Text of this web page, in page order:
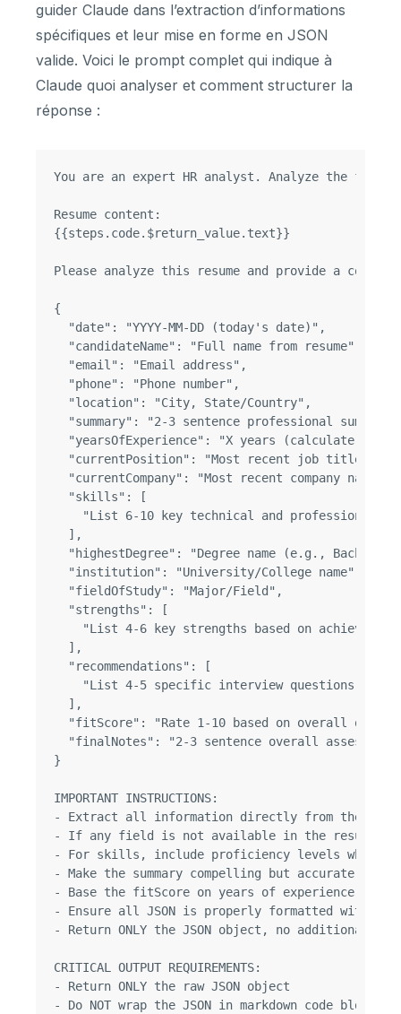
guider Claude dans l’extraction d’informations
spécifiques et leur mise en forme en JSON
valide. Voici le prompt complet qui indique à
Claude quoi analyser et comment structurer la
réponse :
You are an expert HR analyst. Analyze the
Resume content:
{{steps.code.$return_value.text}}
Please analyze this resume and provide a
{
  "date": "YYYY-MM-DD (today's date)",
  "candidateName": "Full name from resume",
  "email": "Email address",
  "phone": "Phone number",
  "location": "City, State/Country",
"summary": "2-3 sentence professional summary
"yearsOfExperience": "X years (calculate
  "currentPosition": "Most recent job title",
  "currentCompany": "Most recent company name",
  "skills": [
"List 6-10 key technical and professional
  ],
"highestDegree": "Degree name (e.g., Bachelor
  "institution": "University/College name",
  "fieldOfStudy": "Major/Field",
  "strengths": [
"List 4-6 key strengths based on
  ],
  "recommendations": [
"List 4-5 specific interview questions or
  ],
"fitScore": "Rate 1-10 based on overall
"finalNotes": "2-3 sentence overall
}
IMPORTANT INSTRUCTIONS:
- Extract all information directly from the
- If any field is not available in the resume,
- For skills, include proficiency levels when
- Make the summary compelling but accurate
- Base the fitScore on years of experience,
- Ensure all JSON is properly formatted with no
- Return ONLY the JSON object, no additional
CRITICAL OUTPUT REQUIREMENTS:
- Return ONLY the raw JSON object
- Do NOT wrap the JSON in markdown code blocks